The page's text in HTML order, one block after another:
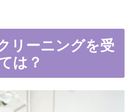
リーニングを受
は？